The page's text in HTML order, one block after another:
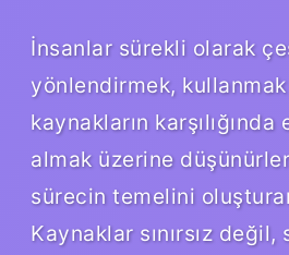
İnsanlar sürekli olarak
yönlendirmek,
kaynakların
almak üzerine
sürecin temelini
Kaynaklar sınırsız değil,